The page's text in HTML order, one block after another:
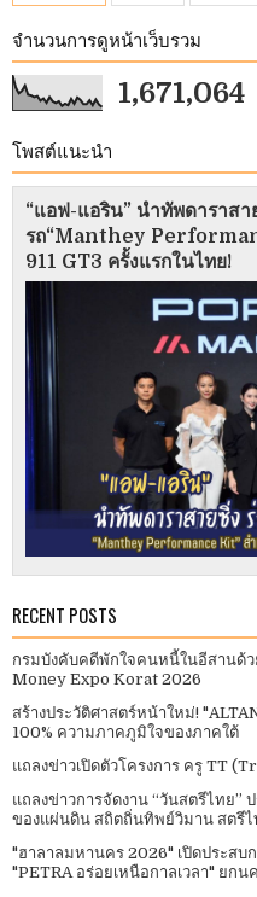
จำนวนการดูหน้าเว็บรวม
1,671,064
โพสต์แนะนำ
“แอฟ-แอริน” นำทัพดาราส
รถ“Manthey
911 GT3 ครั้งแรกในไทย!
RECENT POSTS
กรมบังคับคดีพักใจคนหนี้ในอีสานด้
Money Expo Korat 2026
สร้างประวัติศาสตร์หน้าใหม่!
100% ความภาคภูมิใจของภาคใต้
แถลงข่าวเปิดตัวโครงการ ครู TT
แถลงข่าวการจัดงาน “วันสตรีไทย”
ของแผ่นดิน สถิตถิ่นทิพย์วิมาน สตรี
"ฮาลาลมหานคร 2026" เปิดประส
"PETRA อร่อยเหนือกาลเวลา" ยก